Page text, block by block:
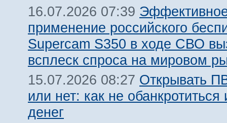
16.07.2026 07:39
применение российского
Supercam S350 в ходе СВО
всплеск спроса на мировом
15.07.2026 08:27 Открывать
или нет: как не обанкротиться
денег